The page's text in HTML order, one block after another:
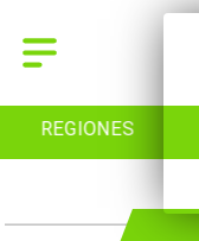
REGIONES